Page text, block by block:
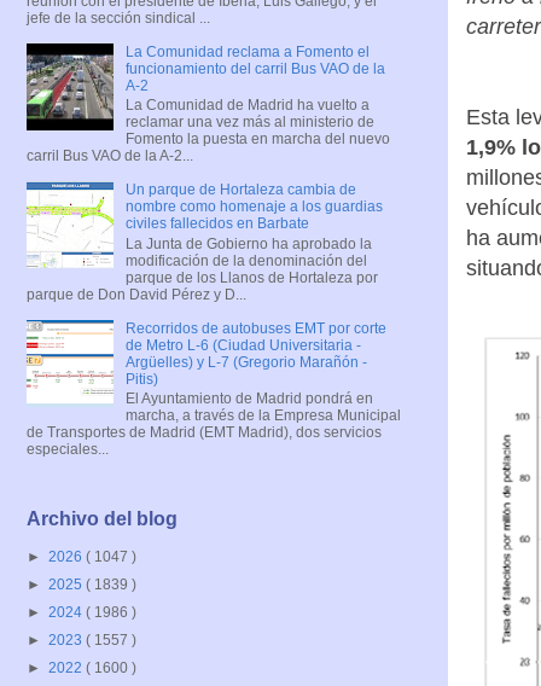
Esta
1,9%
ha
jefe de la sección sindical ...
La Comunidad reclama a Fomento el
funcionamiento del carril Bus VAO de la
A-2
La Comunidad de Madrid ha vuelto a
reclamar una vez más al ministerio de
Fomento la puesta en marcha del nuevo
carril Bus VAO de la A-2...
Un parque de Hortaleza cambia de
nombre como homenaje a los guardias
civiles fallecidos en Barbate
La Junta de Gobierno ha aprobado la
modificación de la denominación del
parque de los Llanos de Hortaleza por
parque de Don David Pérez y D...
Recorridos de autobuses EMT por corte
de Metro L-6 (Ciudad Universitaria -
Argüelles) y L-7 (Gregorio Marañón -
Pitis)
El Ayuntamiento de Madrid pondrá en
marcha, a través de la Empresa Municipal
de Transportes de Madrid (EMT Madrid), dos servicios
especiales...
Archivo del blog
► 2026 ( 1047 )
► 2025 ( 1839 )
► 2024 ( 1986 )
► 2023 ( 1557 )
► 2022 ( 1600 )